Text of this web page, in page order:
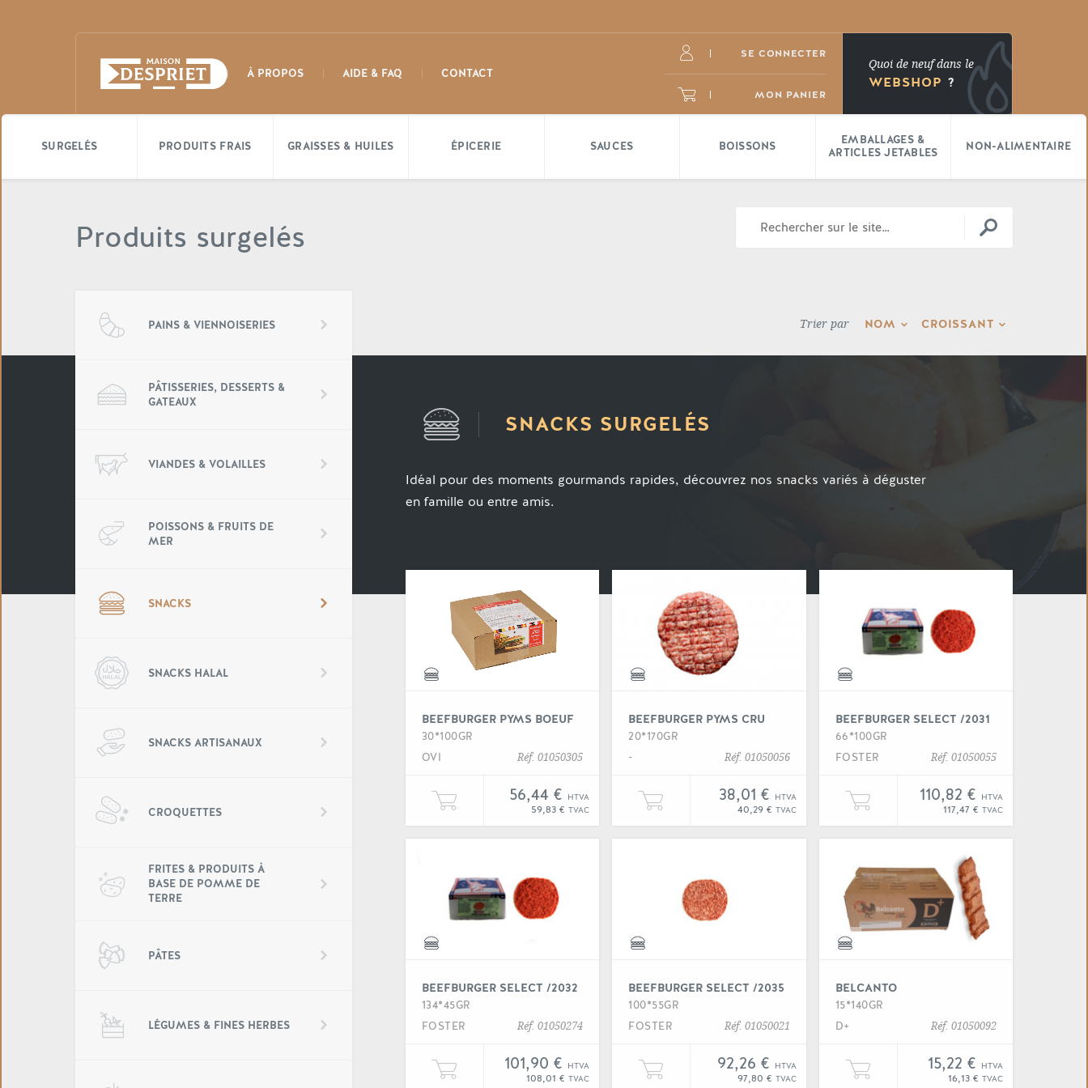
À PROPOS AIDE & FAQ CONTACT
SE CONNECTER
MON PANIER
Quoi de neuf dans le
WEBSHOP ?
SURGELÉS PRODUITS FRAIS GRAISSES & HUILES ÉPICERIE SAUCES BOISSONS
EMBALLAGES &
ARTICLES JETABLES
NON-ALIMENTAIRE
Produits surgelés
PAINS & VIENNOISERIES
PÂTISSERIES, DESSERTS &
GATEAUX
VIANDES & VOLAILLES
POISSONS & FRUITS DE
MER
SNACKS
SNACKS HALAL
SNACKS ARTISANAUX
CROQUETTES
FRITES & PRODUITS À
BASE DE POMME DE
TERRE
PÂTES
LÉGUMES & FINES HERBES
Trier par NOM CROISSANT
SNACKS SURGELÉS
Idéal pour des moments gourmands rapides, découvrez nos snacks variés à déguster
en famille ou entre amis.
BEEFBURGER PYMS BOEUF
30*100GR
OVI
Réf. 01050305
56,44 € HTVA
59,83 €TVAC
Ajouter une unité de "Beefburger pyms boeuf " à votre panier
Voir "Beefburger pyms cru"
BEEFBURGER PYMS CRU
20*170GR
-
Réf. 01050056
38,01 € HTVA
40,29 € TVAC
Ajouter une unité de "Beefburger pyms cru" à votre panier
BEEFBURGER SELECT /2031
66*100GR
FOSTER
Réf. 01050055
110,82 € HTVA
117,47 €TVAC
Ajouter une unité de
BEEFBURGER SELECT /2032
134*45GR
FOSTER
Réf. 01050274
101,90 € HTVA
108,01 €TVAC
Ajouter une unité de "Beefburger select /2032" à votre panier
BEEFBURGER SELECT /2035
100*55GR
FOSTER
Réf. 01050021
92,26 € HTVA
97,80 € TVAC
Ajouter une unité de "Beefburger select /2035" à votre panier
BELCANTO
15*140GR
D+
Réf. 01050092
15,22 € HTVA
16,13 €TVAC
Ajouter une unité de